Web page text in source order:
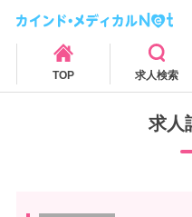
TOP 求人検索
求人